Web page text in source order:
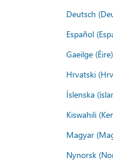
Deutsch
Español
Gaeilge (Éire)
Hrvatski
Íslenska
Kiswahili
Magyar
Nynorsk